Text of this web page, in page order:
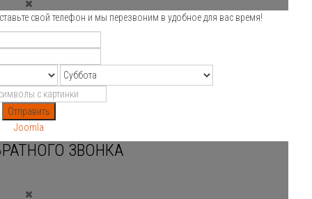
свой телефон и мы перезвоним в удобное для вас время!
Отправить
Joomla
ЗВОНКА